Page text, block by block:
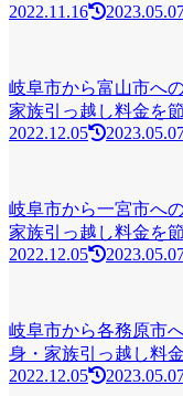
2022.11.16
岐阜市から富山市へ
家族引っ越し料金を
2022.12.05
岐阜市から一宮市へ
家族引っ越し料金を
2022.12.05
岐阜市から各務原市
身・家族引っ越し料
2022.12.05